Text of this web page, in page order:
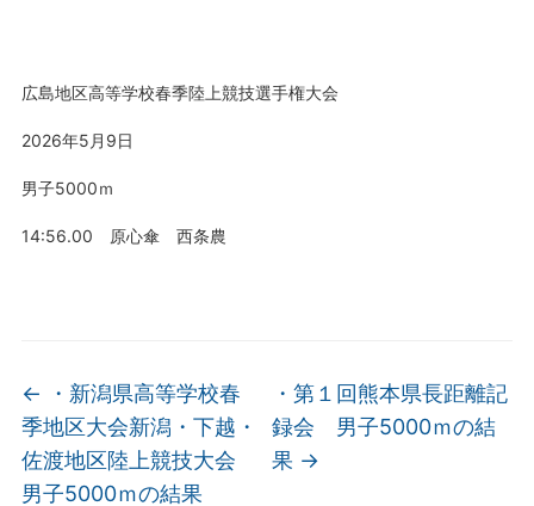
広島地区高等学校春季陸上競技選手権大会
2026年5月9日
男子5000ｍ
14:56.00 原心傘 西条農
← ・新潟県高等学校春
季地区大会新潟・下越・
佐渡地区陸上競技大会
男子5000ｍの結果
・第１回熊本県長距離記
録会 男子5000ｍの結
果 →